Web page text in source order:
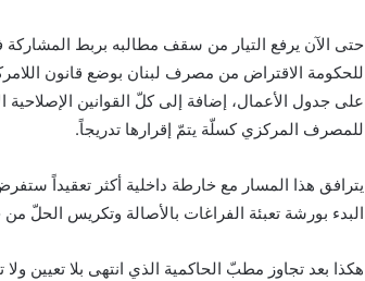
حتى الآن يرفع التيار من سقف مطالبه بربط المشاركة
للحكومة الاقتراض من مصرف لبنان بوضع قانون
على جدول الأعمال، إضافة إلى كلّ القوانين الإصلاحية
للمصرف المركزي كسلّة يتمّ إقرارها تدريجاً.
يترافق هذا المسار مع خارطة داخلية أكثر تعقيداً
البدء بورشة تعبئة الفراغات بالأصالة وتكريس الحلّ
هكذا بعد تجاوز مطبّ الحاكمية الذي انتهى بلا تعيين